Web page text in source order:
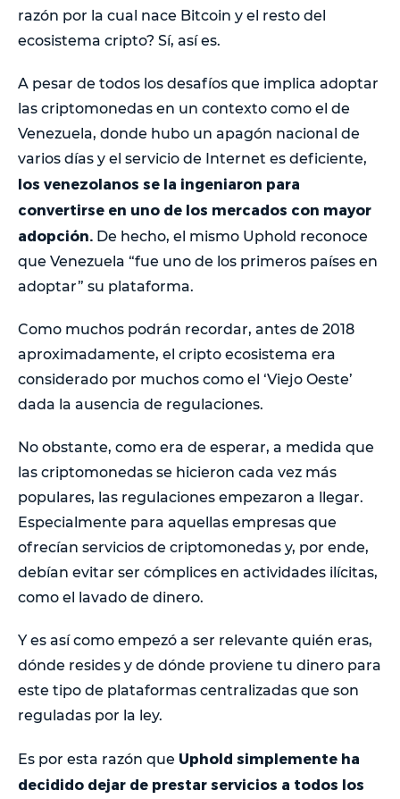
razón por la cual nace Bitcoin y el resto del
ecosistema cripto? Sí, así es.
A pesar de todos los desafíos que implica adoptar
las criptomonedas en un contexto como el de
Venezuela, donde hubo un apagón nacional de
varios días y el servicio de Internet es deficiente,
los venezolanos se la ingeniaron para
convertirse en uno de los mercados con mayor
adopción. De hecho, el mismo Uphold reconoce
que Venezuela “fue uno de los primeros países en
adoptar” su plataforma.
Como muchos podrán recordar, antes de 2018
aproximadamente, el cripto ecosistema era
considerado por muchos como el ‘Viejo Oeste’
dada la ausencia de regulaciones.
No obstante, como era de esperar, a medida que
las criptomonedas se hicieron cada vez más
populares, las regulaciones empezaron a llegar.
Especialmente para aquellas empresas que
ofrecían servicios de criptomonedas y, por ende,
debían evitar ser cómplices en actividades ilícitas,
como el lavado de dinero.
Y es así como empezó a ser relevante quién eras,
dónde resides y de dónde proviene tu dinero para
este tipo de plataformas centralizadas que son
reguladas por la ley.
Es por esta razón que Uphold simplemente ha
decidido dejar de prestar servicios a todos los